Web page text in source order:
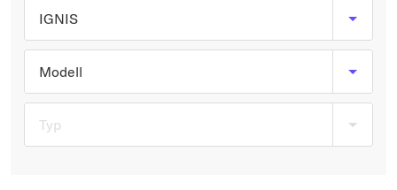
IGNIS
Modell
Typ